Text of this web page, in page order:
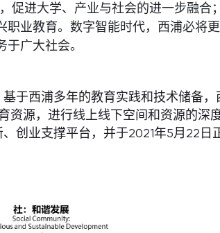
促进大学、产业与社会的进一步融合
业教育。数字智能时代，西浦必将更
广大社会。
于西浦多年的教育实践和技术储备
源，进行线上线下空间和资源的深
创业支撑平台，并于2021年5月22日